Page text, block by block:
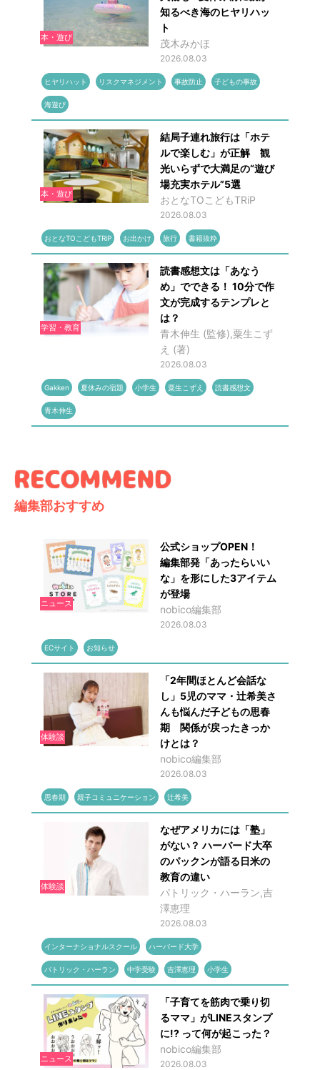
本・遊び
知るべき海のヒヤリハッ
ト
茂木みかほ
2026.08.03
ヒヤリハット リスクマネジメント 事故防止 子どもの事故
海遊び
本・遊び
結局子連れ旅行は「ホテ
ルで楽しむ」が正解 観
光いらずで大満足の“遊び
場充実ホテル”5選
おとなTOこどもTRiP
2026.08.03
おとなTOこどもTRiP お出かけ 旅行 書籍抜粋
学習・教育
読書感想文は「あなう
め」でできる！ 10分で作
文が完成するテンプレと
は？
青木伸生 (監修),粟生こず
え (著)
2026.08.03
Gakken 夏休みの宿題 小学生 粟生こずえ 読書感想文
青木伸生
編集部おすすめ
ニュース
公式ショップOPEN！
編集部発「あったらいい
な」を形にした3アイテム
が登場
nobico編集部
2026.08.03
ECサイト お知らせ
体験談
「2年間ほとんど会話な
し」5児のママ・辻希美さ
んも悩んだ子どもの思春
期 関係が戻ったきっか
けとは？
nobico編集部
2026.08.03
思春期 親子コミュニケーション 辻希美
体験談
なぜアメリカには「塾」
がない？ ハーバード大卒
のパックンが語る日米の
教育の違い
パトリック・ハーラン,吉
澤恵理
2026.08.03
インターナショナルスクール ハーバード大学
パトリック・ハーラン 中学受験 吉澤恵理 小学生
ニュース
「子育てを筋肉で乗り切
るママ」がLINEスタンプ
に!? って何が起こった？
nobico編集部
2026.08.03